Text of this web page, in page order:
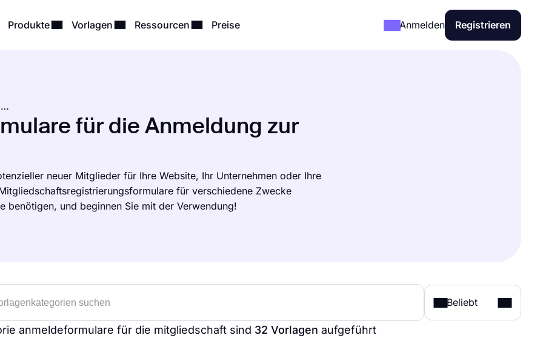
Produkte Vorlagen Ressourcen Preise Anmelden Registrieren
Anmeldeformulare für die Mitgliedschaft
für die Anmeldung zur
neuer Mitglieder für Ihre Website, Ihr Unternehmen oder Ihre
für verschiedene Zwecke
benötigen, und beginnen Sie mit der Verwendung!
Beliebt
anmeldeformulare für die mitgliedschaft sind 32 Vorlagen aufgeführt